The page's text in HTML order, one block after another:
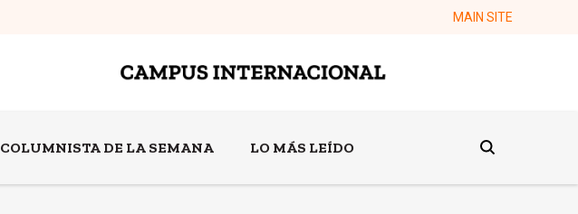
MAIN SITE
COLUMNISTA DE LA SEMANA LO MÁS LEÍDO